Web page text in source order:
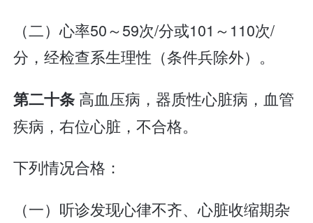
（二）心率50～59次/分或101～110次/
分，经检查系生理性（条件兵除外）。
第二十条 高血压病，器质性心脏病，血管
疾病，右位心脏，不合格。
下列情况合格：
（一）听诊发现心律不齐、心脏收缩期杂